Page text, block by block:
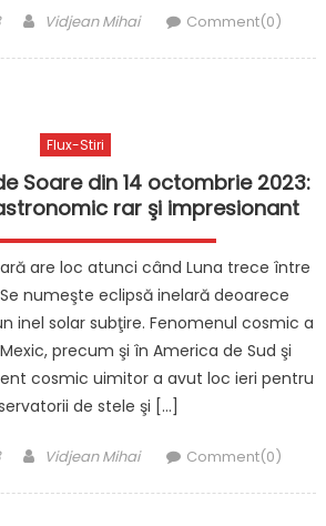
Author
Vidjean Mihai Comment(0)
Flux-Stiri
Soare din 14 octombrie 2023:
rar şi impresionant
are loc atunci când Luna trece între
numeşte eclipsă inelară deoarece
inel solar subţire. Fenomenul cosmic a
precum şi în America de Sud şi
cosmic uimitor a avut loc ieri pentru
de stele şi […]
Author
Vidjean Mihai Comment(0)